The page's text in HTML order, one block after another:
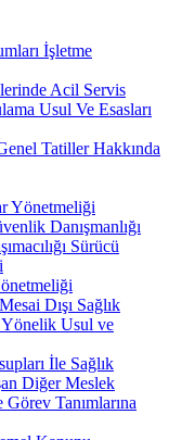
İşletme
Acil Servis
Usul Ve Esasları
Tatiller Hakkında
Yönetmeliği
Danışmanlığı
Sürücü
Dışı Sağlık
Usul ve
İle Sağlık
Diğer Meslek
Görev Tanımlarına